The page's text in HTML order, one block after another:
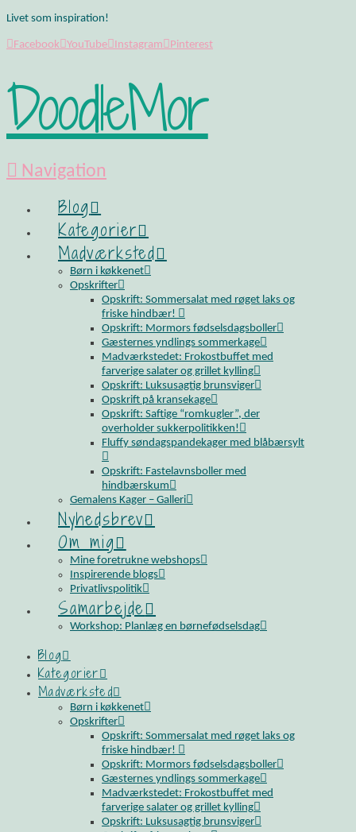
Livet som inspiration!
Facebook YouTube Instagram Pinterest
DoodleMor
Navigation
Blog
Kategorier
Madværksted
Børn i køkkenet
Opskrifter
Opskrift: Sommersalat med røget laks og
friske hindbær!
Opskrift: Mormors fødselsdagsboller
Gæsternes yndlings sommerkage
Madværkstedet: Frokostbuffet med
farverige salater og grillet kylling
Opskrift: Luksusagtig brunsviger
Opskrift på kransekage
Opskrift: Saftige “romkugler”, der
overholder sukkerpolitikken!
Fluffy søndagspandekager med blåbærsylt
Opskrift: Fastelavnsboller med
hindbærskum
Gemalens Kager – Galleri
Nyhedsbrev
Om mig
Mine foretrukne webshops
Inspirerende blogs
Privatlivspolitik
Samarbejde
Workshop: Planlæg en børnefødselsdag
Blog
Kategorier
Madværksted
Børn i køkkenet
Opskrifter
Opskrift: Sommersalat med røget laks og
friske hindbær!
Opskrift: Mormors fødselsdagsboller
Gæsternes yndlings sommerkage
Madværkstedet: Frokostbuffet med
farverige salater og grillet kylling
Opskrift: Luksusagtig brunsviger